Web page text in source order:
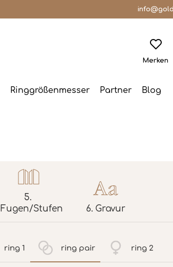
Merken
Ringgrößenmesser Partner Blog
5.
Fugen/Stufen
6. Gravur
ring 1 ring pair ring 2